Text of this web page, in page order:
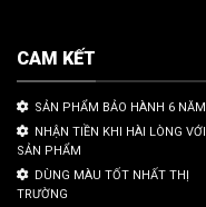
CAM KẾT
SẢN PHẨM BẢO HÀNH 6 NĂM
NHẬN TIỀN KHI HÀI LÒNG VỚI
SẢN PHẨM
DÙNG MÀU TỐT NHẤT THỊ
TRƯỜNG